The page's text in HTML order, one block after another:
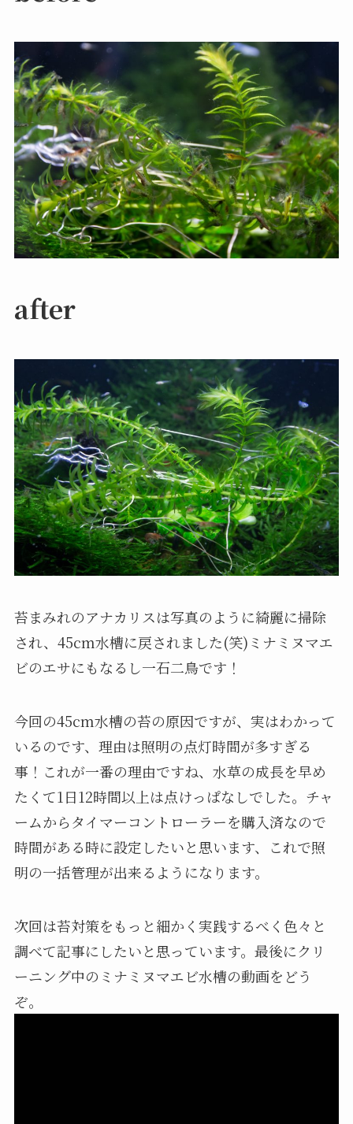
after
苔まみれのアナカリスは写真のように綺麗に掃除
され、45cm水槽に戻されました(笑)ミナミヌマエ
ビのエサにもなるし一石二鳥です！
今回の45cm水槽の苔の原因ですが、実はわかって
いるのです、理由は照明の点灯時間が多すぎる
事！これが一番の理由ですね、水草の成長を早め
たくて1日12時間以上は点けっぱなしでした。チャ
ームからタイマーコントローラーを購入済なので
時間がある時に設定したいと思います、これで照
明の一括管理が出来るようになります。
次回は苔対策をもっと細かく実践するべく色々と
調べて記事にしたいと思っています。最後にクリ
ーニング中のミナミヌマエビ水槽の動画をどう
ぞ。